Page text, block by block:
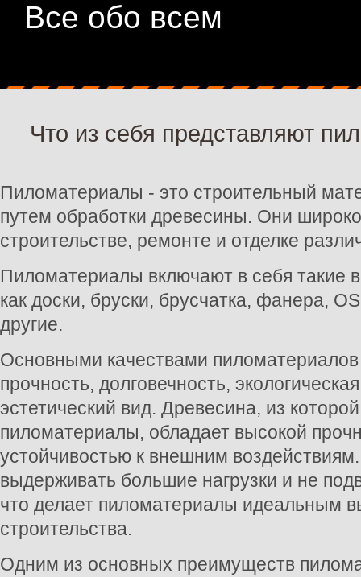
Все обо всем
Что из себя представляют
Пиломатериалы - это строительный
путем обработки древесины. Они
строительстве, ремонте и отделке
Пиломатериалы включают в себя такие
как доски, бруски, брусчатка, фанера,
другие.
Основными качествами пиломатериалов
прочность, долговечность,
эстетический вид. Древесина, из
пиломатериалы, обладает высокой
устойчивостью к внешним
выдерживать большие нагрузки и не
что делает пиломатериалы идеальным
строительства.
Одним из основных преимуществ